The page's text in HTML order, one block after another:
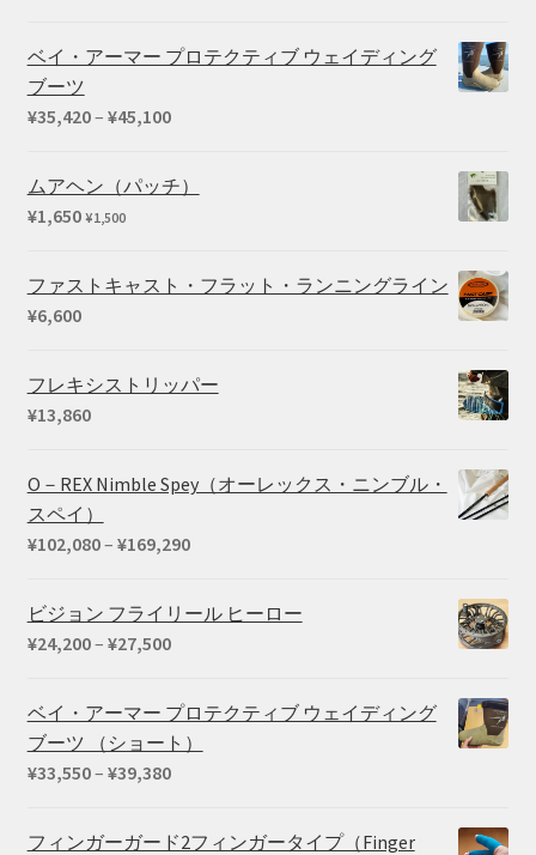
ベイ・アーマー プロテクティブ ウェイディング
ブーツ
¥35,420– ¥45,100価
帯:
¥35,420
ムアヘン（パッチ）
¥1,650 ¥1,500
ファストキャスト・フラット・ランニングライン
¥6,600
フレキシストリッパー
¥13,860
O－REX Nimble Spey（オーレックス・ニンブル・
スペイ）
¥102,080– ¥169,290価
ビジョン フライリール ヒーロー
¥24,200– ¥27,500価
帯:
¥24,200
ベイ・アーマー プロテクティブ ウェイディング
ブーツ （ショート）
¥33,550– ¥39,380価
帯:
フィンガーガード2フィンガータイプ（Finger